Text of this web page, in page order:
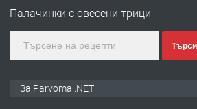
Палачинки с овесени трици
Търси
За Parvomai.NET